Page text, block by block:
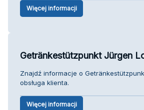
Więcej informacji
Getränkestützpunkt Jürgen
Znajdź informacje o
obsługa klienta.
Więcej informacji